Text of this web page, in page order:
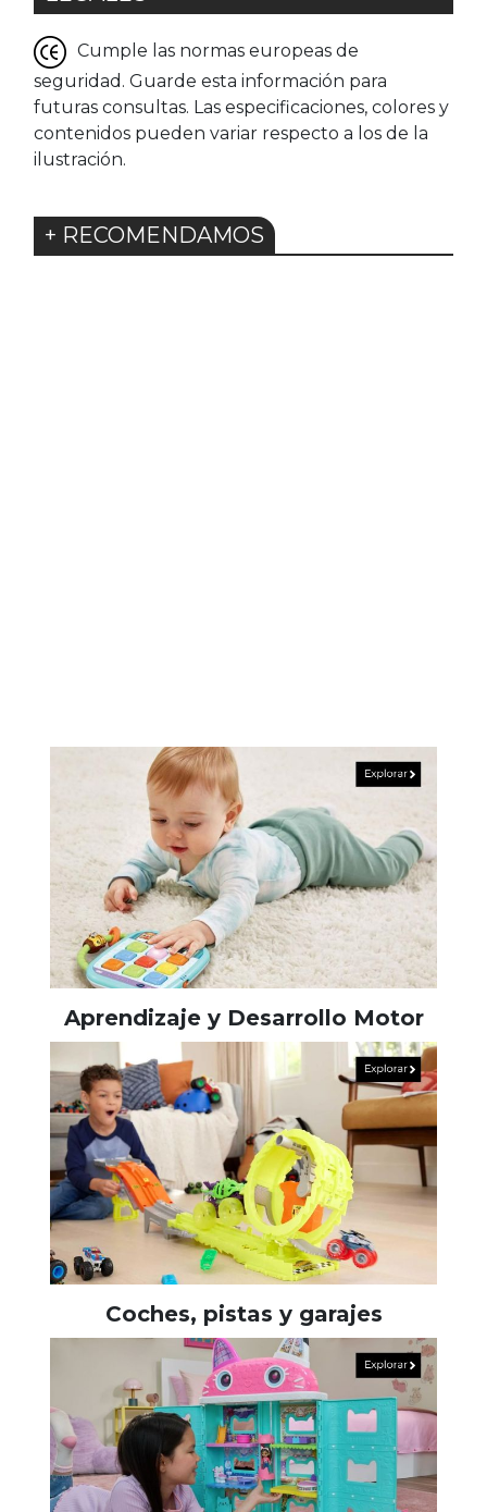
Cumple las normas europeas de
seguridad. Guarde esta información para
futuras consultas. Las especificaciones, colores y
contenidos pueden variar respecto a los de la
ilustración.
+ RECOMENDAMOS
Aprendizaje y Desarrollo Motor
Coches, pistas y garajes